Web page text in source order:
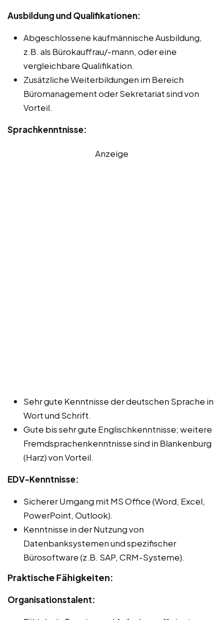
Ausbildung und Qualifikationen:
Abgeschlossene kaufmännische Ausbildung,
z.B. als Bürokauffrau/-mann, oder eine
vergleichbare Qualifikation.
Zusätzliche Weiterbildungen im Bereich
Büromanagement oder Sekretariat sind von
Vorteil.
Sprachkenntnisse:
Anzeige
Sehr gute Kenntnisse der deutschen Sprache in
Wort und Schrift.
Gute bis sehr gute Englischkenntnisse; weitere
Fremdsprachenkenntnisse sind in Blankenburg
(Harz) von Vorteil.
EDV-Kenntnisse:
Sicherer Umgang mit MS Office (Word, Excel,
PowerPoint, Outlook).
Kenntnisse in der Nutzung von
Datenbanksystemen und spezifischer
Bürosoftware (z.B. SAP, CRM-Systeme).
Praktische Fähigkeiten:
Organisationstalent: